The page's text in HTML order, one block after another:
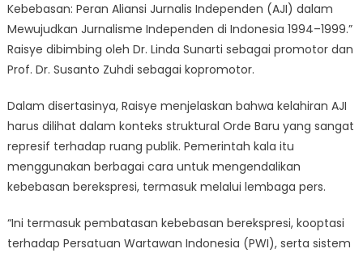
Kebebasan: Peran Aliansi Jurnalis Independen (AJI) dalam
Mewujudkan Jurnalisme Independen di Indonesia 1994–1999.”
Raisye dibimbing oleh Dr. Linda Sunarti sebagai promotor dan
Prof. Dr. Susanto Zuhdi sebagai kopromotor.
Dalam disertasinya, Raisye menjelaskan bahwa kelahiran AJI
harus dilihat dalam konteks struktural Orde Baru yang sangat
represif terhadap ruang publik. Pemerintah kala itu
menggunakan berbagai cara untuk mengendalikan
kebebasan berekspresi, termasuk melalui lembaga pers.
“Ini termasuk pembatasan kebebasan berekspresi, kooptasi
terhadap Persatuan Wartawan Indonesia (PWI), serta sistem